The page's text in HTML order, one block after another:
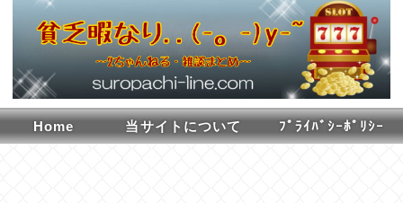
Home 当サイトについて ﾌﾟﾗｲﾊﾞｼｰﾎﾟﾘｼｰ